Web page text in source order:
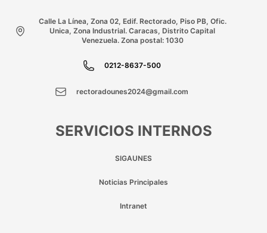
Calle La Línea, Zona 02, Edif. Rectorado, Piso PB, Ofic.
Unica, Zona Industrial. Caracas, Distrito Capital
Venezuela. Zona postal: 1030
0212-8637-500
rectoradounes2024@gmail.com
SERVICIOS INTERNOS
SIGAUNES
Noticias Principales
Intranet